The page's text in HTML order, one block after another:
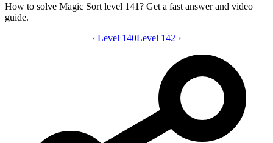
How to solve Magic Sort level 141? Get a fast answer and video
guide.
Magic Sort level 141 video guide
‹ Level 140Level 142 ›